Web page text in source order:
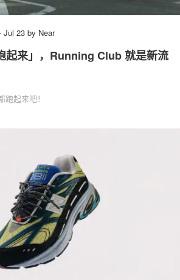
Jul 23 by Near
起来」，Running Club 就是新流
起来吧！